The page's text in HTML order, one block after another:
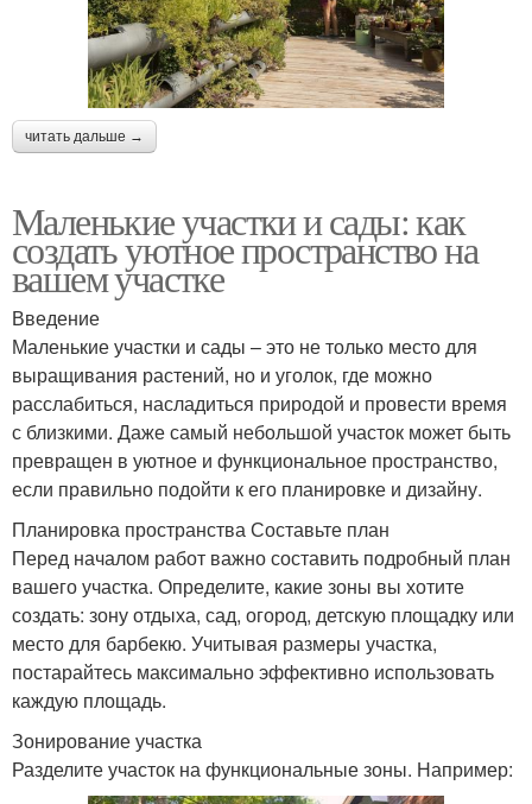
читать дальше →
Маленькие участки и сады: как
создать уютное пространство на
вашем участке
Введение
Маленькие участки и сады – это не только место для
выращивания растений, но и уголок, где можно
расслабиться, насладиться природой и провести время
с близкими. Даже самый небольшой участок может быть
превращен в уютное и функциональное пространство,
если правильно подойти к его планировке и дизайну.
Планировка пространства Составьте план
Перед началом работ важно составить подробный план
вашего участка. Определите, какие зоны вы хотите
создать: зону отдыха, сад, огород, детскую площадку или
место для барбекю. Учитывая размеры участка,
постарайтесь максимально эффективно использовать
каждую площадь.
Зонирование участка
Разделите участок на функциональные зоны. Например: